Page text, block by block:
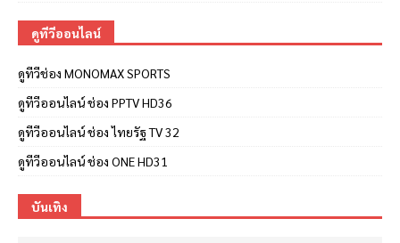
ดูทีวีออนไลน์
ดูทีวีช่อง MONOMAX SPORTS
ดูทีวีออนไลน์ ช่อง PPTV HD36
ดูทีวีออนไลน์ ช่อง ไทยรัฐ TV 32
ดูทีวีออนไลน์ ช่อง ONE HD31
บันเทิง